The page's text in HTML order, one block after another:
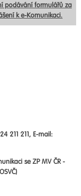
podávání formulářů za
k e-Komunikaci.
211 211, E-mail:
se ZP MV ČR -